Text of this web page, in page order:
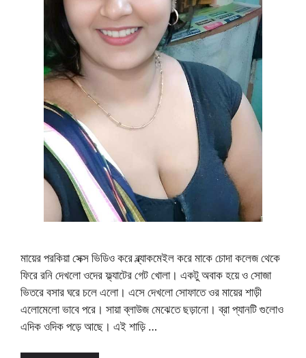
মায়ের পরকিয়া সেক্স ভিডিও করে ব্ল্যাকমেইল করে মাকে চোদা কলেজ থেকে
ফিরে রনি দেখলো ওদের ফ্ল্যাটের গেট খোলা। একটু অবাক হয়ে ও সোজা
ভিতরে বসার ঘরে চলে এলো। এসে দেখলো সোফাতে ওর মায়ের শাড়ী
এলোমেলো ভাবে পরে। সায়া ব্লাউজ মেঝেতে ছড়ানো। ব্রা প্যানটি গুলোও
এদিক ওদিক পড়ে আছে। এই শাড়ি …